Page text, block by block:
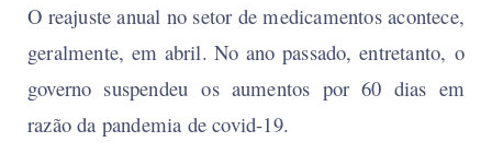
O reajuste anual no setor de medicamentos acontece,
geralmente, em abril. No ano passado, entretanto, o
governo suspendeu os aumentos por 60 dias em
razão da pandemia de covid-19.